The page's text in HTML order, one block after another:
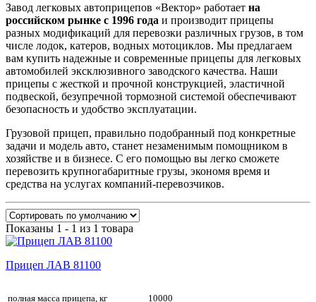
Завод легковых автоприцепов «Вектор» работает на
российском рынке с 1996 года и производит прицепы
разных модификаций для перевозки различных грузов, в том
числе лодок, катеров, водных мотоциклов. Мы предлагаем
вам купить надежные и современные прицепы для легковых
автомобилей эксклюзивного заводского качества. Наши
прицепы с жесткой и прочной конструкцией, эластичной
подвеской, безупречной тормозной системой обеспечивают
безопасность и удобство эксплуатации.
Грузовой прицеп, правильно подобранный под конкретные
задачи и модель авто, станет незаменимым помощником в
хозяйстве и в бизнесе. С его помощью вы легко сможете
перевозить крупногабаритные грузы, экономя время и
средства на услугах компаний-перевозчиков.
Показаны 1 - 1 из 1 товара
Прицеп ЛАВ 81100
полная масса прицепа, кг 10000